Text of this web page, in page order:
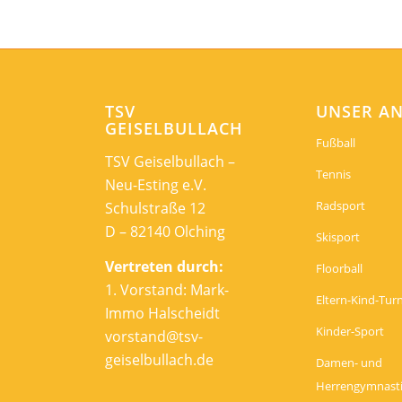
TSV
GEISELBULLACH
TSV Geiselbullach –
Neu-Esting e.V.
Schulstraße 12
D – 82140 Olching
Vertreten durch:
1. Vorstand: Mark-
Immo Halscheidt
vorstand@tsv-
geiselbullach.de
UNSER
Fußball
Tennis
Radsport
Skisport
Floorball
Eltern-Kind-
Kinder-Sport
Damen- und